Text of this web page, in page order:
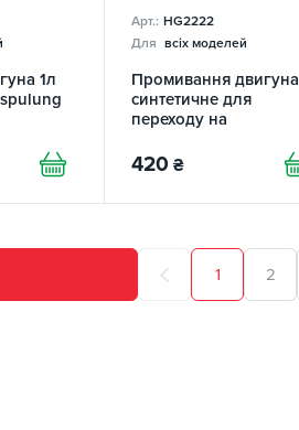
1л
Арт.: HG2222
Для всіх моделей
Промивання двигуна
синтетичне для
переходу на
SMT2 HI-GEAR
420 ₴
1 2